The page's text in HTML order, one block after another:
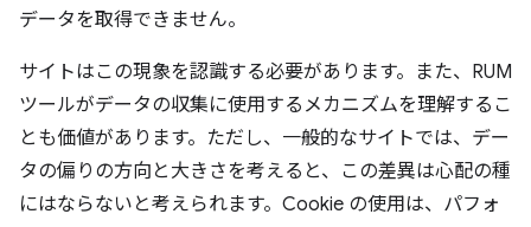
データを取得できません。
サイトはこの現象を認識する必要があります。また、RUM
ツールがデータの収集に使用するメカニズムを理解するこ
とも価値があります。ただし、一般的なサイトでは、デー
タの偏りの方向と大きさを考えると、この差異は心配の種
にはならないと考えられます。Cookie の使用は、パフォ